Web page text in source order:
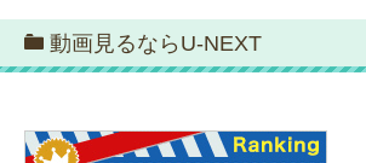
動画見るならU-NEXT